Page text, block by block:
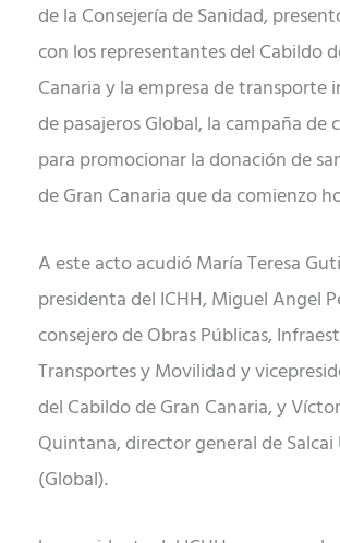
de la Consejería de Sanidad,
con los representantes del Cabildo
Canaria y la empresa de transporte
de pasajeros Global, la campaña de
para promocionar la donación de
de Gran Canaria que da comienzo
A este acto acudió María Teresa
presidenta del ICHH, Miguel Angel
consejero de Obras Públicas,
Transportes y Movilidad y
del Cabildo de Gran Canaria, y
Quintana, director general de Salcai
(Global).